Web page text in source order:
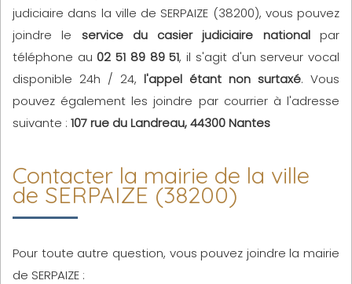
judiciaire dans la ville de SERPAIZE (38200), vous pouvez
joindre le service du casier judiciaire nationalpar
téléphone au 02 51 89 89 51, il s'agit d'un serveur vocal
disponible 24h / 24, l'appel étant non surtaxé. Vous
pouvez également les joindre par courrier à l'adresse
suivante : 107 rue du Landreau, 44300 Nantes
Contacter la mairie de la ville
de SERPAIZE (38200)
Pour toute autre question, vous pouvez joindre la mairie
de SERPAIZE :